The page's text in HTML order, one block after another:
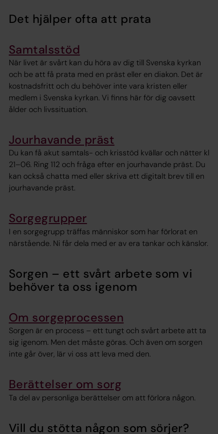
Det hjälper ofta att prata
Samtalsstöd
När livet är svårt kan du höra av dig till Svenska kyrkan
och be att få prata med en präst eller en diakon. Det är
kostnadsfritt och du behöver inte vara kristen eller
medlem i Svenska kyrkan. Vi finns här för dig oavsett
ålder och livssituation.
Jourhavande präst
Du kan få akut samtals- och krisstöd kvällar och nätter kl
21–06. Ring 112 och fråga efter en jourhavande präst. Du
kan också chatta med eller skriva ett digitalt brev till en
jourhavande präst.
Sorgegrupper
I en sorgegrupp träffas människor som har förlorat en
närstående. Ni får dela med er av era tankar och känslor.
Sorgen – ett svårt arbete som vi
behöver ta oss igenom
Om sorgeprocessen
Sorgen är en process – ett tungt och svårt arbete att ta
sig igenom. Men det måste göras. Och även om sorgen
inte går över, lär vi oss att leva med den.
Berättelser om sorg
Ta del av personliga berättelser om att förlora någon.
Vill du stötta någon som sörjer?